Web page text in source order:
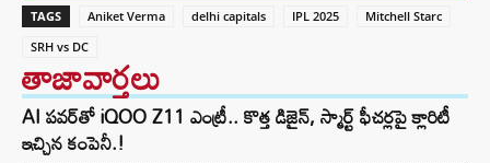
TAGS Aniket Verma delhi capitals IPL 2025
Mitchell Starc
SRH vs DC
తాజావార్తలు
AI పవర్‌తో iQOO Z11 ఎంట్రీ.. కొత్త డిజైన్, స్మార్ట్ ఫీచర్లపై క్లారిటీ
ఇచ్చిన కంపెనీ.!